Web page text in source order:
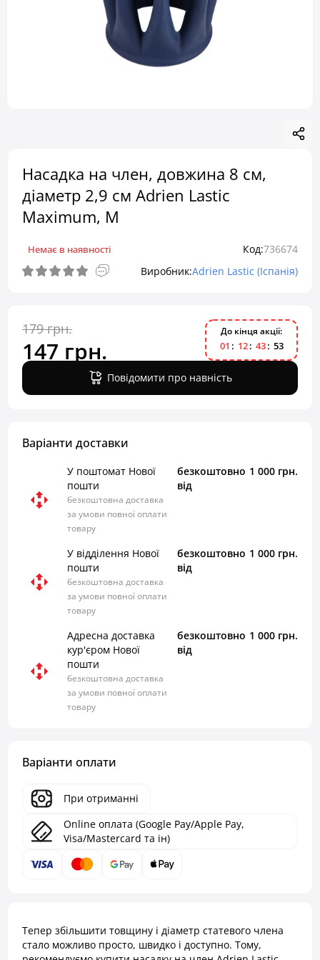
Насадка на член, довжина 8 см,
діаметр 2,9 см Adrien Lastic
Maximum, M
Немає в наявності Код:736674
Виробник:Adrien Lastic (Іспанія)
179 грн.
147 грн.
До кінця акції:
01 12 43 53
Повідомити про навність
Варіанти доставки
У поштомат Нової
пошти
безкоштовна доставка
за умови повної оплати
товару
безкоштовно
від
1 000 грн.
У відділення Нової
пошти
безкоштовна доставка
за умови повної оплати
товару
безкоштовно
від
1 000 грн.
Адресна доставка
кур'єром Нової
пошти
безкоштовна доставка
за умови повної оплати
товару
безкоштовно
від
1 000 грн.
Варіанти оплати
При отриманні
Online оплата (Google Pay/Apple Pay,
Visa/Mastercard та ін)
Тепер збільшити товщину і діаметр статевого члена
стало можливо просто, швидко і доступно. Тому,